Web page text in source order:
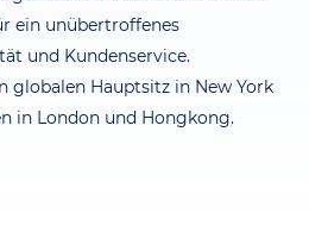
ein unübertroffenes
und Kundenservice.
globalen Hauptsitz in New York
in London und Hongkong.